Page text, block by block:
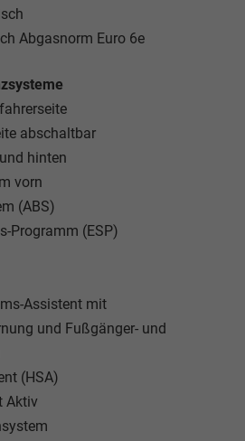
Abgasnorm Euro 6e
abschaltbar
hinten
vorn
(ABS)
Programm (ESP)
Assistent mit
und Fußgänger- und
(HSA)
Aktiv